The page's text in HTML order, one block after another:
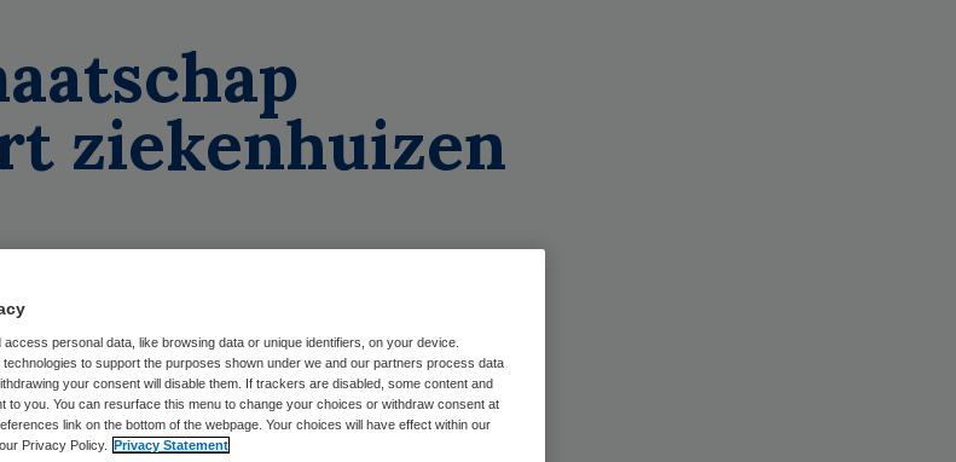
ziekenhuizen
personal data, like browsing data or unique identifiers, on your device.
to support the purposes shown under we and our partners process data
your consent will disable them. If trackers are disabled, some content and
to you. You can resurface this menu to change your choices or withdraw consent at
link on the bottom of the webpage. Your choices will have effect within our
Privacy Policy. Privacy Statement